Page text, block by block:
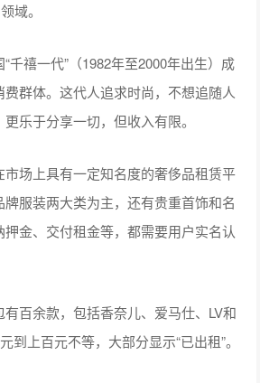
域。
千禧一代”（1982年至2000年出生）成
群体。这代人追求时尚，不想追随人
乐于分享一切，但收入有限。
场上具有一定知名度的奢侈品租赁平
服装两大类为主，还有贵重首饰和名
金、交付租金等，都需要用户实名认
百余款，包括香奈儿、爱马仕、LV和
到上百元不等，大部分显示“已出租”。